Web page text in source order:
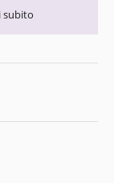
subito